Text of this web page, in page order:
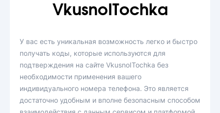
VkusnoITochka
У вас есть уникальная возможность легко и быстро
получать коды, которые используются для
подтверждения на сайте VkusnoITochka без
необходимости применения вашего
индивидуального номера телефона. Это является
достаточно удобным и вполне безопасным способом